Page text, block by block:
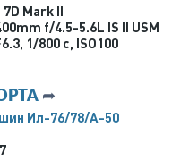
7D Mark II
f/4.5-5.6L IS II USM
, 1/800 с, ISO100
➦
Ил-76/78/А-50